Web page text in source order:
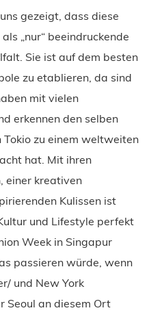
gezeigt, dass diese
„nur“ beeindruckende
Sie ist auf dem besten
zu etablieren, da sind
mit vielen
erkennen den selben
Tokio zu einem weltweiten
hat. Mit ihren
einer kreativen
Kulissen ist
und Lifestyle perfekt
Week in Singapur
passieren würde, wenn
und New York
Seoul an diesem Ort